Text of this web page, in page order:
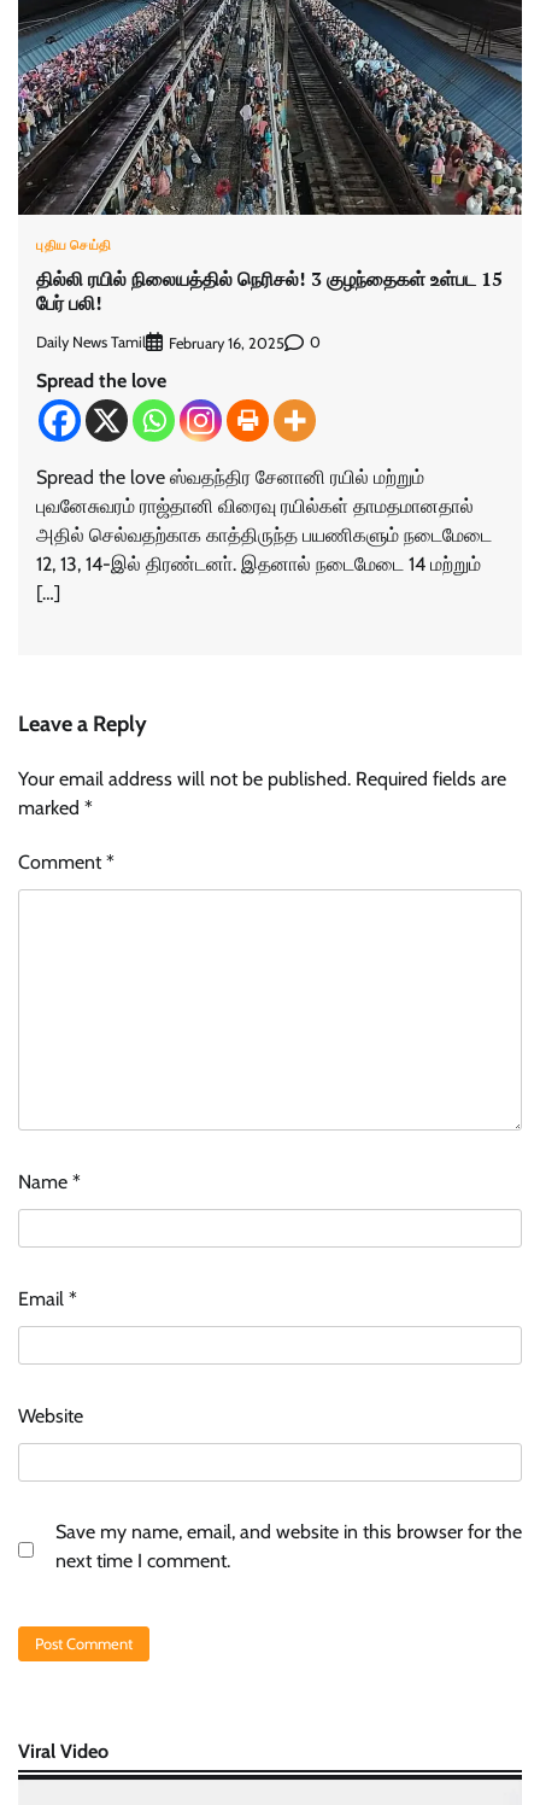
புதிய செய்தி
தில்லி ரயில் நிலையத்தில் நெரிசல்! 3 குழந்தைகள் உள்பட 15
பேர் பலி!
Daily News Tamil February 16, 2025 0
Spread the love
Spread the love ஸ்வதந்திர சேனானி ரயில் மற்றும்
புவனேசுவரம் ராஜ்தானி விரைவு ரயில்கள் தாமதமானதால்
அதில் செல்வதற்காக காத்திருந்த பயணிகளும் நடைமேடை
12, 13, 14-இல் திரண்டனா். இதனால் நடைமேடை 14 மற்றும்
[…]
Leave a Reply
Your email address will not be published. Required fields are
marked *
Comment*
Name *
Email *
Website
Save my name, email, and website in this browser for the
next time I comment.
Viral Video